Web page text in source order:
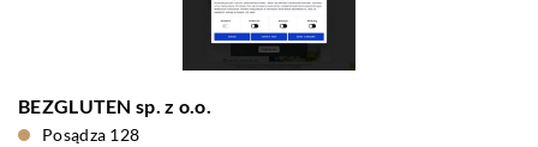
BEZGLUTEN sp. z o.o.
Posądza 128